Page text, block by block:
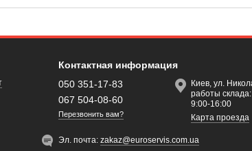
Контактная информация
050 351-17-83
067 504-08-60
Перезвонить вам?
Киев, ул.
работы
9:00-16:00
Карта проезда
Эл. почта:zakaz@euroservis.com.ua